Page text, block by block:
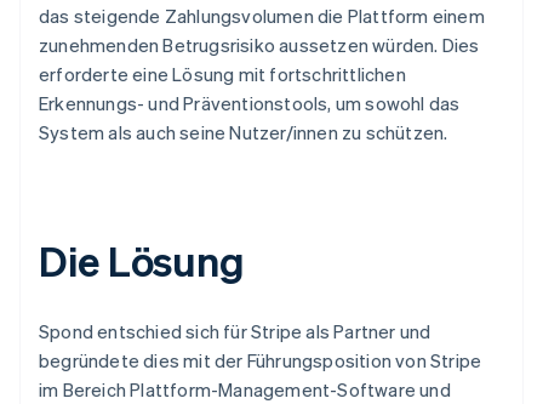
das steigende Zahlungsvolumen die Plattform einem
zunehmenden Betrugsrisiko aussetzen würden. Dies
erforderte eine Lösung mit fortschrittlichen
Erkennungs- und Präventionstools, um sowohl das
System als auch seine Nutzer/innen zu schützen.
Die Lösung
Spond entschied sich für Stripe als Partner und
begründete dies mit der Führungsposition von Stripe
im Bereich Plattform-Management-Software und